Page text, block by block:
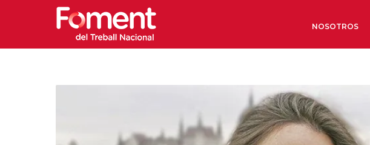
NOSOTROS